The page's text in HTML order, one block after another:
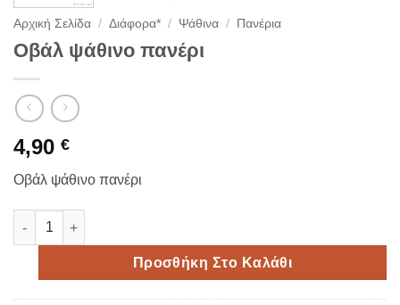
Αρχική Σελίδα / Διάφορα* / Ψάθινα / Πανέρια
Οβάλ ψάθινο πανέρι
4,90 €
Οβάλ ψάθινο πανέρι
Οβάλ ψάθινο πανέρι ποσότητα
Προσθήκη Στο Καλάθι